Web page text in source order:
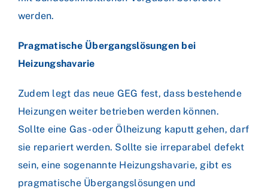
werden.
Pragmatische Übergangslösungen bei
Heizungshavarie
Zudem legt das neue GEG fest, dass bestehende
Heizungen weiter betrieben werden können.
Sollte eine Gas- oder Ölheizung kaputt gehen, darf
sie repariert werden. Sollte sie irreparabel defekt
sein, eine sogenannte Heizungshavarie, gibt es
pragmatische Übergangslösungen und